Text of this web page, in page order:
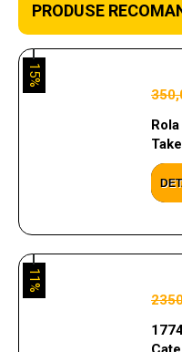
PRODUSE
15%
11%